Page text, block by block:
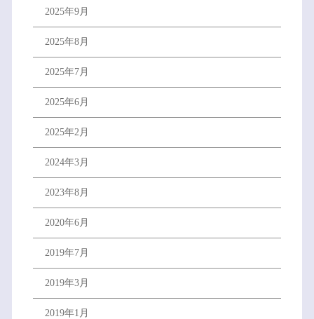
2025年9月
2025年8月
2025年7月
2025年6月
2025年2月
2024年3月
2023年8月
2020年6月
2019年7月
2019年3月
2019年1月